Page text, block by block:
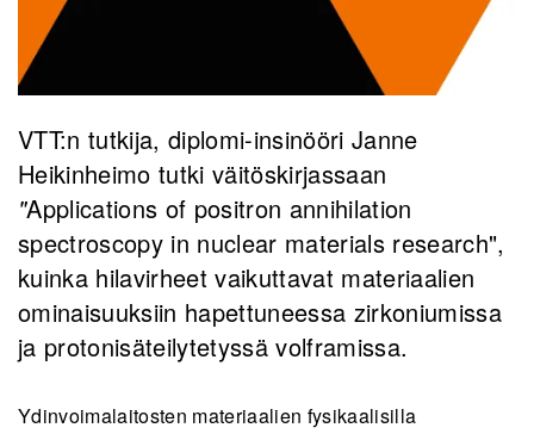
VTT:n tutkija, diplomi-insinööri Janne
Heikinheimo tutki väitöskirjassaan
"Applications of positron annihilation
spectroscopy in nuclear materials research",
kuinka hilavirheet vaikuttavat materiaalien
ominaisuuksiin hapettuneessa zirkoniumissa
ja protonisäteilytetyssä volframissa.
Ydinvoimalaitosten materiaalien fysikaalisilla